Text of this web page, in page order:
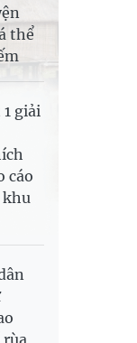
thể
giải
cáo